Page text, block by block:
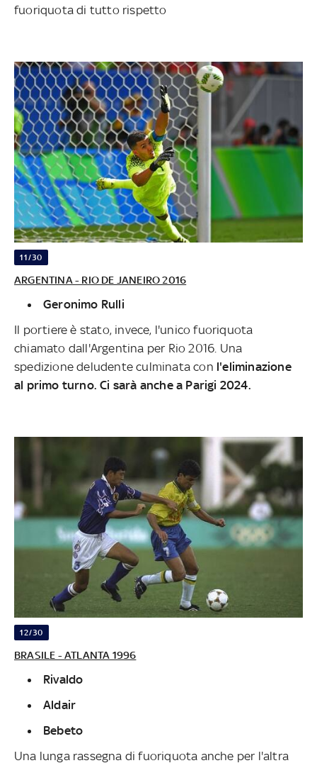
fuoriquota di tutto rispetto
11/30
ARGENTINA - RIO DE JANEIRO 2016
Geronimo Rulli
Il portiere è stato, invece, l'unico fuoriquota
chiamato dall'Argentina per Rio 2016. Una
spedizione deludente culminata con l'eliminazione
al primo turno. Ci sarà anche a Parigi 2024.
12/30
BRASILE - ATLANTA 1996
Rivaldo
Aldair
Bebeto
Una lunga rassegna di fuoriquota anche per l'altra